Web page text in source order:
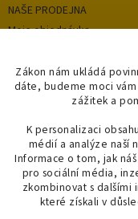
Zákon nám ukládá
dáte, budeme moci
zážitek a
K personalizaci
médií a analýze naší
Informace o tom, jak
pro sociální média,
zkombinovat s
které získali v
NAŠE PRODEJNA
Moje objednávka
Kategorie
OUTLET až -75%
OBKLADY A DLAŽBY
KOUPELNY
OSVĚTLENÍ